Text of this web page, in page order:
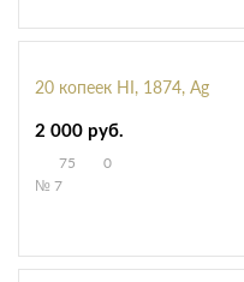
20 копеек HI, 1874, Ag
2 000 руб.
75
0
№ 7